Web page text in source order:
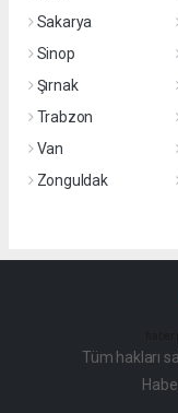
Sakarya
Sinop
Şırnak
Trabzon
Van
Zonguldak
Tüm hakları